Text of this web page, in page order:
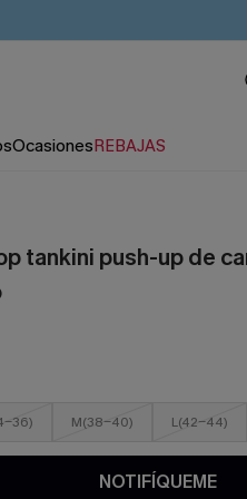
OcasionesREBAJAS
tankini push-up de
36) M(38-40) L(42-44)
NOTIFÍQUEME